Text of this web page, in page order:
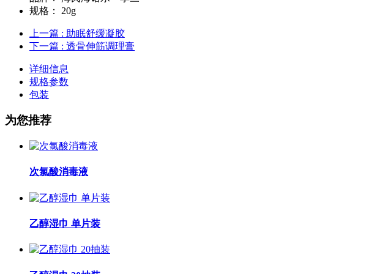
规格：
20g
上一篇 : 助眠舒缓凝胶
下一篇 : 透骨伸筋调理膏
详细信息
规格参数
包装
为您推荐
次氯酸消毒液
乙醇湿巾 单片装